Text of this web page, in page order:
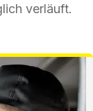
verläuft.